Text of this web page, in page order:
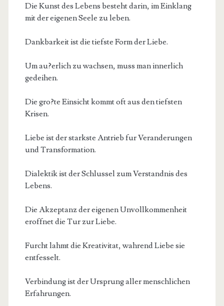
Die Kunst des Lebens besteht darin, im Einklang
mit der eigenen Seele zu leben.
Dankbarkeit ist die tiefste Form der Liebe.
Um au?erlich zu wachsen, muss man innerlich
gedeihen.
Die gro?te Einsicht kommt oft aus den tiefsten
Krisen.
Liebe ist der starkste Antrieb fur Veranderungen
und Transformation.
Dialektik ist der Schlussel zum Verstandnis des
Lebens.
Die Akzeptanz der eigenen Unvollkommenheit
eroffnet die Tur zur Liebe.
Furcht lahmt die Kreativitat, wahrend Liebe sie
entfesselt.
Verbindung ist der Ursprung aller menschlichen
Erfahrungen.